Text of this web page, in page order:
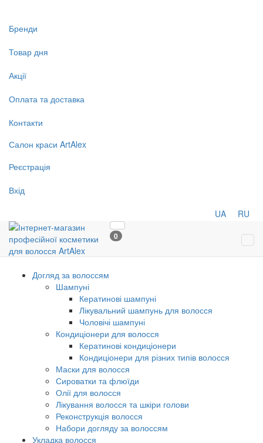
Бренди
Товар дня
Акції
Оплата та доставка
Контакти
Салон краси ArtAlex
Реєстрація
Вхід
UA RU
0
Догляд за волоссям
Шампуні
Кератинові шампуні
Лікувальний шампунь для волосся
Чоловічі шампуні
Кондиціонери для волосся
Кератинові кондиціонери
Кондиціонери для різних типів волосся
Маски для волосся
Сироватки та флюїди
Олії для волосся
Лікування волосся та шкіри голови
Реконструкція волосся
Набори догляду за волоссям
Укладка волосся